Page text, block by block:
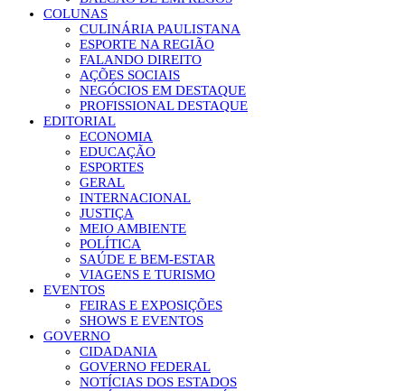
COLUNAS
CULINÁRIA PAULISTANA
ESPORTE NA REGIÃO
FALANDO DIREITO
AÇÕES SOCIAIS
NEGÓCIOS EM DESTAQUE
PROFISSIONAL DESTAQUE
EDITORIAL
ECONOMIA
EDUCAÇÃO
ESPORTES
GERAL
INTERNACIONAL
JUSTIÇA
MEIO AMBIENTE
POLÍTICA
SAÚDE E BEM-ESTAR
VIAGENS E TURISMO
EVENTOS
FEIRAS E EXPOSIÇÕES
SHOWS E EVENTOS
GOVERNO
CIDADANIA
GOVERNO FEDERAL
NOTÍCIAS DOS ESTADOS